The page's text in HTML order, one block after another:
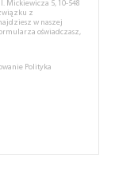
Mickiewicza 5, 10-548
z
w naszej
oświadczasz,
Polityka